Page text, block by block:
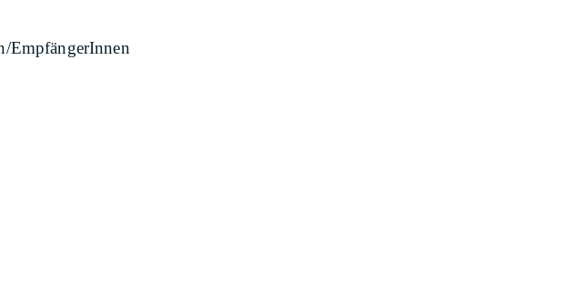
EmpfängerInnen